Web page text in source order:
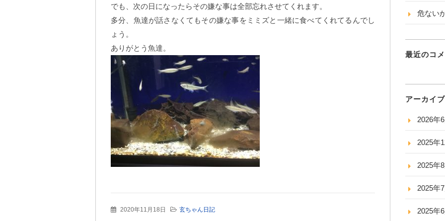
でも、次の日になったらその嫌な事は全部忘れさせてくれます。
多分、魚達が話さなくてもその嫌な事をミミズと一緒に食べてくれてるんでし
ょう。
ありがとう魚達。
2020年11月18日 玄ちゃん日記
危ない
最近のコ
アーカイブ
2026年6
2025年
2025年8
2025年7
2025年6